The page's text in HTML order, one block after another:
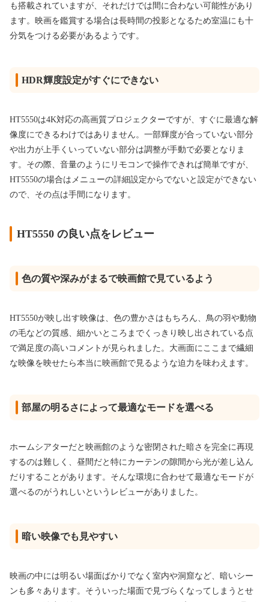
も搭載されていますが、それだけでは間に合わない可能性があり
ます。映画を鑑賞する場合は長時間の投影となるため室温にも十
分気をつける必要があるようです。
HDR輝度設定がすぐにできない
HT5550は4K対応の高画質プロジェクターですが、すぐに最適な解
像度にできるわけではありません。一部輝度が合っていない部分
や出力が上手くいっていない部分は調整が手動で必要となりま
す。その際、音量のようにリモコンで操作できれば簡単ですが、
HT5550の場合はメニューの詳細設定からでないと設定ができない
ので、その点は手間になります。
HT5550 の良い点をレビュー
色の質や深みがまるで映画館で見ているよう
HT5550が映し出す映像は、色の豊かさはもちろん、鳥の羽や動物
の毛などの質感、細かいところまでくっきり映し出されている点
で満足度の高いコメントが見られました。大画面にここまで繊細
な映像を映せたら本当に映画館で見るような迫力を味わえます。
部屋の明るさによって最適なモードを選べる
ホームシアターだと映画館のような密閉された暗さを完全に再現
するのは難しく、昼間だと特にカーテンの隙間から光が差し込ん
だりすることがあります。そんな環境に合わせて最適なモードが
選べるのがうれしいというレビューがありました。
暗い映像でも見やすい
映画の中には明るい場面ばかりでなく室内や洞窟など、暗いシー
ンも多々あります。そういった場面で見づらくなってしまうとせ